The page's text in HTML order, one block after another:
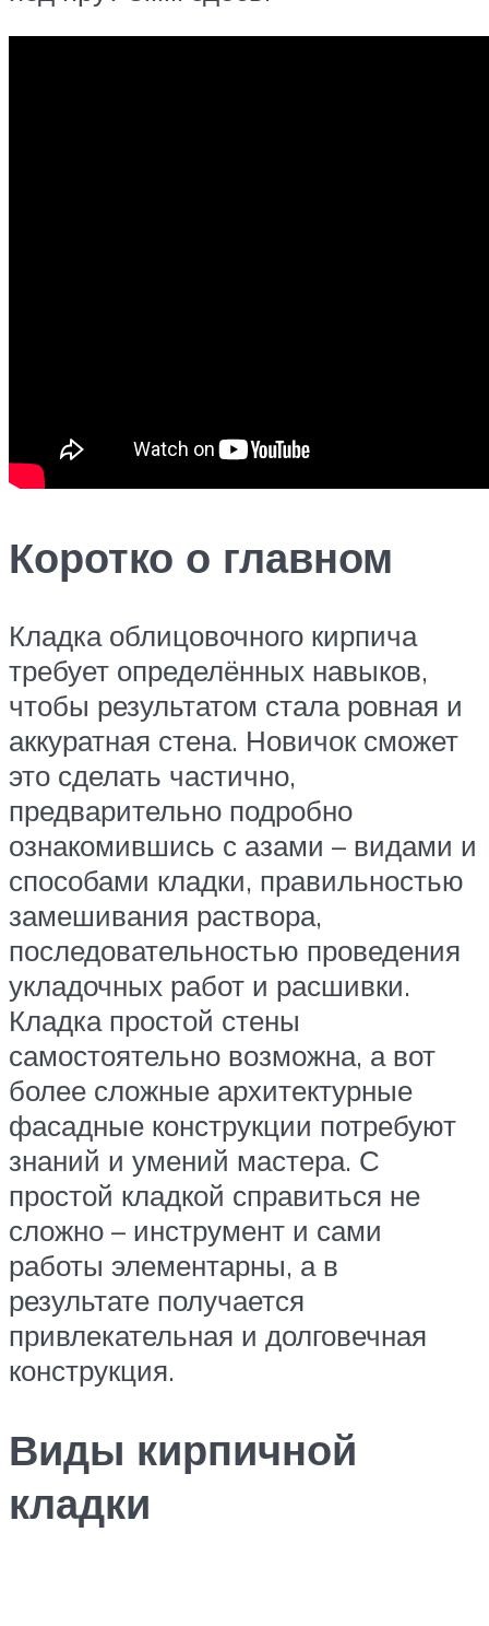
Коротко о главном
Кладка облицовочного кирпича
требует определённых навыков,
чтобы результатом стала ровная и
аккуратная стена. Новичок сможет
это сделать частично,
предварительно подробно
ознакомившись с азами – видами и
способами кладки, правильностью
замешивания раствора,
последовательностью проведения
укладочных работ и расшивки.
Кладка простой стены
самостоятельно возможна, а вот
более сложные архитектурные
фасадные конструкции потребуют
знаний и умений мастера. С
простой кладкой справиться не
сложно – инструмент и сами
работы элементарны, а в
результате получается
привлекательная и долговечная
конструкция.
Виды кирпичной
кладки